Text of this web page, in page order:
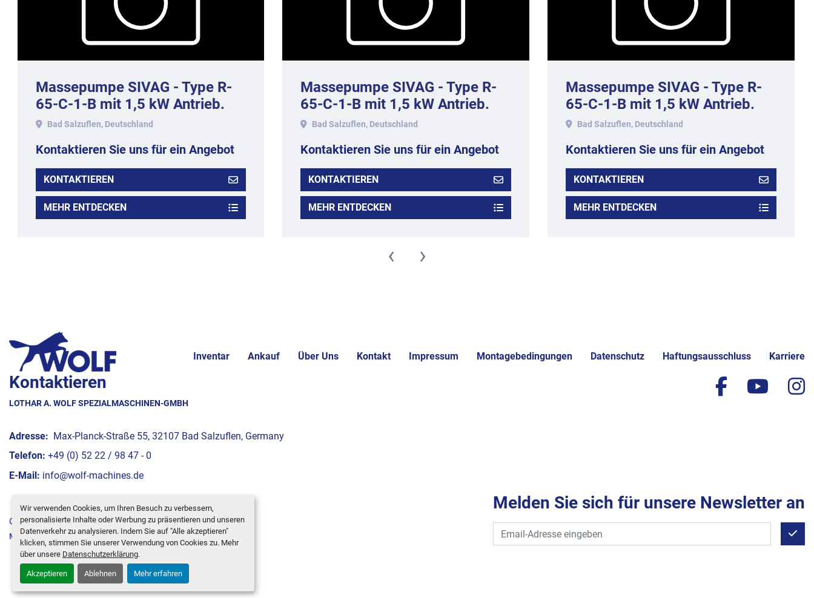
Wir verwenden Cookies, um Ihren Besuch zu verbessern,
personalisierte Inhalte oder Werbung zu präsentieren und unseren
Datenverkehr zu analysieren. Indem Sie auf "Alle akzeptieren"
klicken, stimmen Sie unserer Verwendung von Cookies zu. Mehr
über unsere Datenschutzerklärung.
Akzeptieren Ablehnen Mehr erfahren
Massepumpe SIVAG - Type R-
65-C-1-B mit 1,5 kW Antrieb.
Bad Salzuflen, Deutschland
Kontaktieren Sie uns für ein Angebot
KONTAKTIEREN
MEHR ENTDECKEN
Massepumpe SIVAG - Type R-
65-C-1-B mit 1,5 kW Antrieb.
Bad Salzuflen, Deutschland
Kontaktieren Sie uns für ein Angebot
KONTAKTIEREN
MEHR ENTDECKEN
Massepumpe SIVAG - Type R-
65-C-1-B mit 1,5 kW Antrieb.
Bad Salzuflen, Deutschland
Kontaktieren Sie uns für ein Angebot
KONTAKTIEREN
MEHR ENTDECKEN
‹ ›
Inventar Ankauf Über Uns Kontakt Impressum Montagebedingungen Datenschutz Haftungsausschluss Karriere
Kontaktieren
LOTHAR A. WOLF SPEZIALMASCHINEN-GMBH
Adresse: Max-Planck-Straße 55, 32107 Bad Salzuflen, Germany
Telefon: +49 (0) 52 22 / 98 47 - 0
E-Mail: info@wolf-machines.de
Cookie-Einstellungen
Machinio System-Website vonMachinio
facebook
Melden Sie sich für unsere Newsletter an